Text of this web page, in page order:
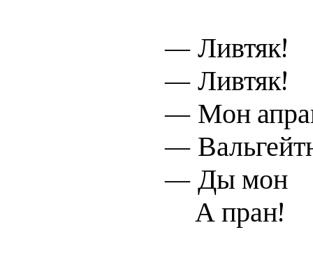
— Ливтяк!
— Ливтяк!
— Мон
—
— Ды мон
А пран!